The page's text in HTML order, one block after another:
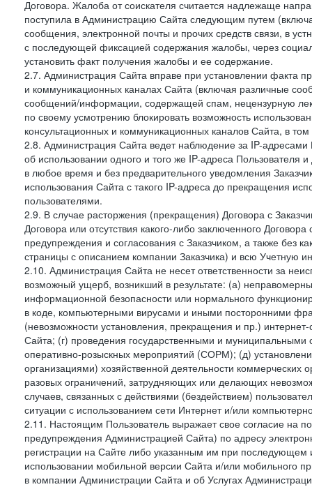
Договора. Жалоба от соискателя считается надлежаще
поступила в Администрацию Сайта следующим путем
сообщения, электронной почты и прочих средств связи, в
с последующей фиксацией содержания жалобы, через
установить факт получения жалобы и ее содержание.
2.7. Администрация Сайта вправе при установлении факта
и коммуникационных каналах Сайта (включая различные
сообщений/информации, содержащей спам, нецензурную
по своему усмотрению блокировать возможность
консультационных и коммуникационных каналов Сайта, в
2.8. Администрация Сайта ведет наблюдение за IP-
об использовании одного и того же IP-адреса Пользователя
в любое время и без предварительного уведомления
использования Сайта с такого IP-адреса до прекращения
пользователями.
2.9. В случае расторжения (прекращения) Договора с
Договора или отсутствия какого-либо заключенного
предупреждения и согласования с Заказчиком, а также без
страницы с описанием компании Заказчика) и всю Учетную
2.10. Администрация Сайта не несет ответственности за
возможный ущерб, возникший в результате: (а)
информационной безопасности или нормального
в коде, компьютерными вирусами и иными посторонними
(невозможности установления, прекращения и пр.)
Сайта; (г) проведения государственными и
оперативно-розыскных мероприятий (СОРМ); (д)
организациями) хозяйственной деятельности коммерческих
разовых ограничений, затрудняющих или делающих
случаев, связанных с действиями (бездействием)
ситуации с использованием сети Интернет и/или
2.11. Настоящим Пользователь выражает свое согласие на
предупреждения Администрацией Сайта) по адресу
регистрации на Сайте либо указанным им при
использовании мобильной версии Сайта и/или мобильного
в компании Администрации Сайта и об Услугах